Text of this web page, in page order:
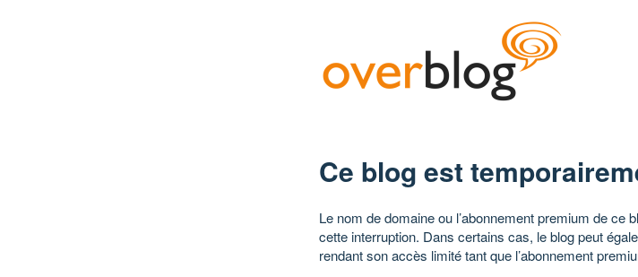
Ce blog est
Le nom de domaine ou l’abonnement premium de ce
cette interruption. Dans certains cas, le blog peut
rendant son accès limité tant que l’abonnement